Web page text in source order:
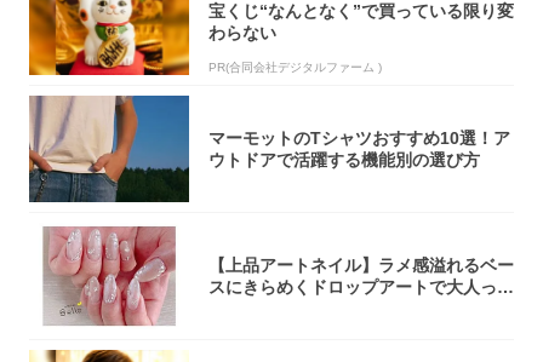
宝くじ“なんとなく”で買っている限り変
わらない
PR(合同会社デジタルファーム )
マーモットのTシャツおすすめ10選！ア
ウトドアで活躍する機能別の選び方
【上品アートネイル】ラメ感溢れるベー
スにきらめくドロップアートで大人っぽ